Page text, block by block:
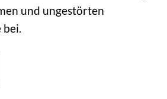
und ungestörten